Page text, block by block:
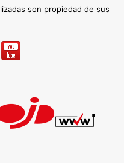
son propiedad de sus